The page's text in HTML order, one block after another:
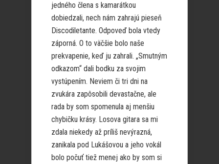
jedného člena s kamarátkou
dobiedzali, nech nám zahrajú pieseň
Discodiletante. Odpoveď bola vtedy
záporná. O to väčšie bolo naše
prekvapenie, keď ju zahrali. „Smutným
odkazom“ dali bodku za svojim
vystúpením. Neviem či tri dni na
zvukára zapôsobili devastačne, ale
rada by som spomenula aj menšiu
chybičku krásy. Losova gitara sa mi
zdala niekedy až príliš nevýrazná,
zanikala pod Lukášovou a jeho vokál
bolo počuť tiež menej ako by som si